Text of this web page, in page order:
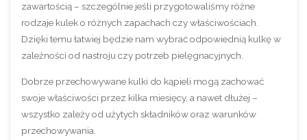
zawartością – szczególnie jeśli przygotowaliśmy różne
rodzaje kulek o różnych zapachach czy właściwościach.
Dzięki temu łatwiej będzie nam wybrać odpowiednią kulkę w
zależności od nastroju czy potrzeb pielęgnacyjnych.
Dobrze przechowywane kulki do kąpieli mogą zachować
swoje właściwości przez kilka miesięcy, a nawet dłużej –
wszystko zależy od użytych składników oraz warunków
przechowywania.